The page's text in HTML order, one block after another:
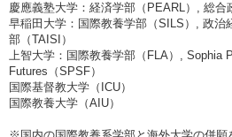
慶應義塾大学：経済学部（PEARL）, 総合
早稲田大学：国際教養学部（SILS）, 政治
部（TAISI）
上智大学：国際教養学部（FLA）, Sophia
Futures（SPSF）
国際基督教大学（ICU）
国際教養大学（AIU）